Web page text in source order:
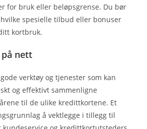
for bruk eller beløpsgrense. Du bør
spesielle tilbud eller bonuser
kortbruk.
nett
verktøy og tjenester som kan
og effektivt sammenligne
til de ulike kredittkortene. Et
å vektlegge i tillegg til